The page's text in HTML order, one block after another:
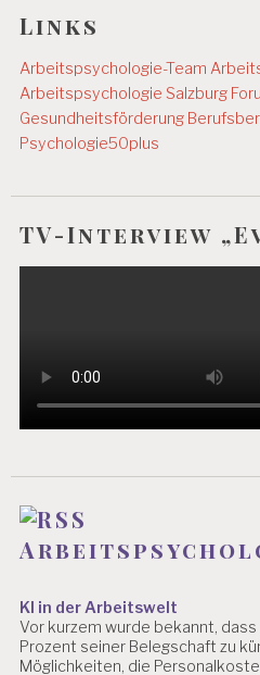
C
H
I
N
V
A
U
R
N
P
S
C
Links
Arbeitspsychologie-Team
Arbeitspsychologie Salzburg
Gesundheitsförderung
Psychologie50plus
TV-Interview
KI in der Arbeitswelt
Vor kurzem wurde bekannt, dass
Prozent seiner Belegschaft zu
Möglichkeiten, die